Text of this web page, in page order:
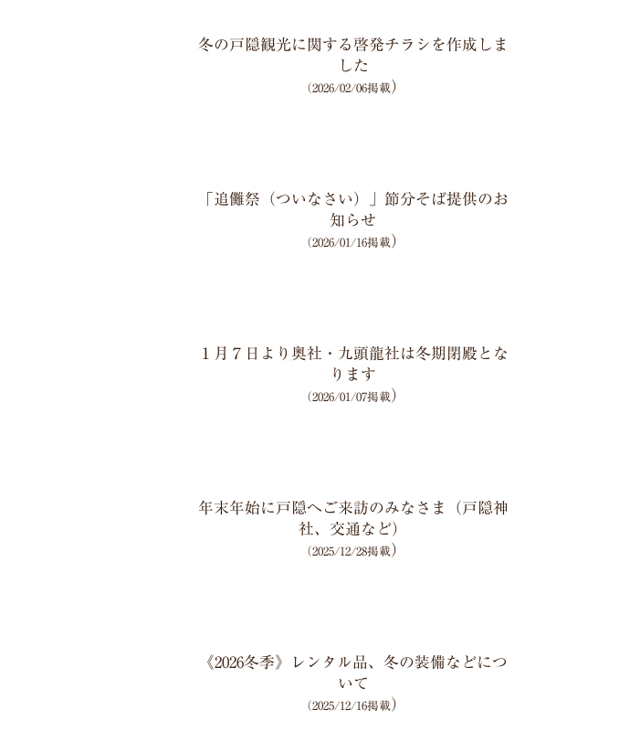
冬の戸隠観光に関する啓発チラシを作成しま
した
（2026/02/06掲載）
「追儺祭（ついなさい）」節分そば提供のお
知らせ
（2026/01/16掲載）
１月７日より奥社・九頭龍社は冬期閉殿とな
ります
（2026/01/07掲載）
年末年始に戸隠へご来訪のみなさま（戸隠神
社、交通など）
（2025/12/28掲載）
《2026冬季》レンタル品、冬の装備などにつ
いて
（2025/12/16掲載）